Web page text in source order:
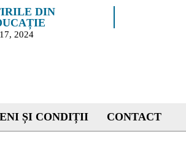
DIN
2024
ȘI CONDIȚII CONTACT